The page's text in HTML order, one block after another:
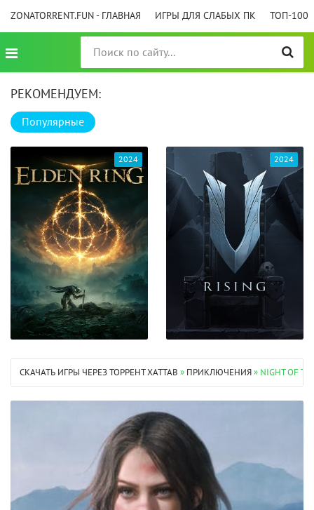
ZONATORRENT.FUN - ГЛАВНАЯ ИГРЫ ДЛЯ СЛАБЫХ ПК ТОП-100
РЕКОМЕНДУЕМ:
Популярные
2024 2024
СКАЧАТЬ ИГРЫ ЧЕРЕЗ ТОРРЕНТ XATTAB » ПРИКЛЮЧЕНИЯ» NIGHT OF